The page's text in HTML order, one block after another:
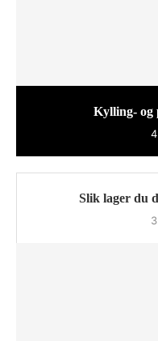
Kylling- og
Slik lager du